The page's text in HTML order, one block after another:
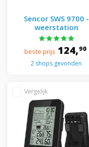
Sencor SWS 9700 -
weerstation
beste prijs 124,90
2 shops gevonden